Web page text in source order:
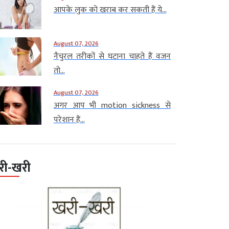
आपके लुक को खराब कर सकती हैं ये...
August 07, 2026
नैचुरल तरीकों से घटाना चाहते हैं वजन
तो...
August 07, 2026
अगर आप भी motion sickness से
परेशान हैं...
खरी